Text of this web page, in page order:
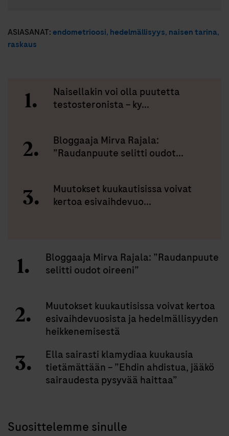
ASIASANAT: endometrioosi, hedelmällisyys, naisen tarina,
raskaus
Naisellakin voi olla puutetta
testosteronista – ky...
Bloggaaja Mirva Rajala:
”Raudanpuute selitti oudot...
Muutokset kuukautisissa voivat
kertoa esivaihdevuo...
Bloggaaja Mirva Rajala: ”Raudanpuute
selitti oudot oireeni”
Muutokset kuukautisissa voivat kertoa
esivaihdevuosista ja hedelmällisyyden
heikkenemisestä
Ella sairasti klamydiaa kuukausia
tietämättään – ”Ehdin ahdistua, jääkö
sairaudesta pysyvää haittaa”
Suosittelemme sinulle